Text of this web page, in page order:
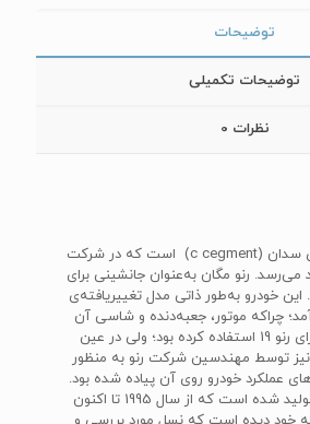
توضیحات
توضیحات تکمیلی
نظرات 0
رنو مگان یک خودروی سدان (c cegment) است که در شرکت
می‌رسد. رنو مگان به‌عنوان جانشینی برای
شد. این خودرو به‌طور ذاتی مدل تغییریافته‌ی
چراکه موتور، جعبه‌دنده و شاسی آن
از مدل طراحی‌شده برای رنو 19 استفاده کرده بود؛ ولی در عین
نیز توسط مهندسین شرکت رنو به منظور
عملکرد خودرو روی آن پیاده شده بود.
رنو مگان در 3 نسل تولید شده است که از سال 1995 تا اکنون